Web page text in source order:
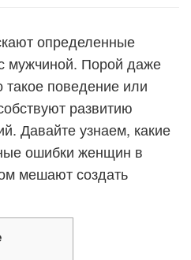
определенные
мужчиной. Порой даже
такое поведение или
развитию
Давайте узнаем, какие
ошибки женщин в
мешают создать